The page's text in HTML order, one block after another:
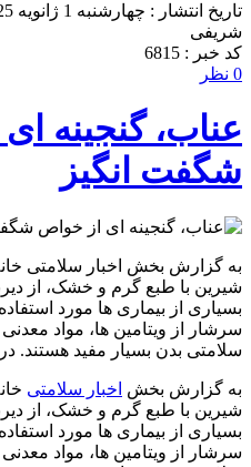
تاریخ انتشار : چهارشنبه 1 ژانویه 2025 - 17:40
شریفی
کد خبر : 6815
0 نظر
عناب، گنجینه‌
شگفت‌ انگیز
به گزارش بخش اخبار سلامتی
شیرین با طبع گرم و خشک، از
بسیاری از بیماری‌ ها مورد
سرشار از ویتامین‌ ها، مواد
سلامتی بدن بسیار مفید هستند. در
به گزارش بخش اخبار سلامتی
شیرین با طبع گرم و خشک، از
بسیاری از بیماری‌ ها مورد
سرشار از ویتامین‌ ها، مواد